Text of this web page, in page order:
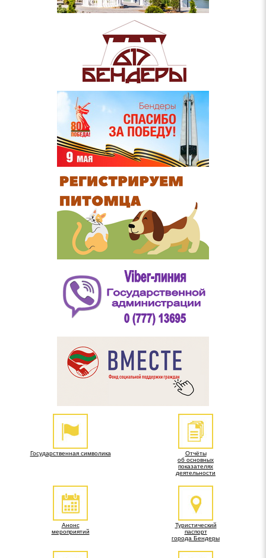
Государственная символика
Отчёты
об основных
показателях
деятельности
Анонс
мероприятий
Туристический
паспорт
города Бендеры